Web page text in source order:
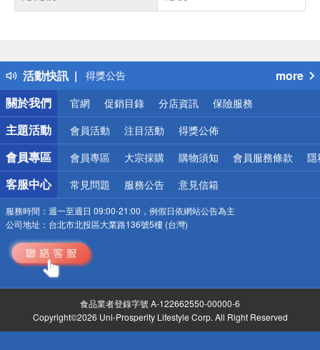
活動快訊
得獎公告
熱門話題
銀行優惠
偏遠地區配送
詐騙網頁！請小心！
more
關於我們
官網 促銷目錄 分店資訊 保險服務
主題活動 會員活動 注目活動 得獎公佈
會員專區 會員專區 大宗採購 購物須知 會員服務條款 隱
客服中心 常見問題 服務公告 意見信箱
服務時間： 週一至週日 09:00-21:00，例假日依網站公告為主
公司地址： 台北市北投區大業路136號5樓 (台灣)
食品業者登錄字號 A-122662550-00000-6
Copyright©2026 Uni-Prosperity Lifestyle Corp. All Right Reserved